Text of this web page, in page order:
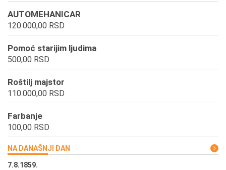
AUTOMEHANICAR
120.000,00 RSD
Pomoć starijim ljudima
500,00 RSD
Roštilj majstor
110.000,00 RSD
Farbanje
100,00 RSD
NA DANAŠNJI DAN
7.8.1859.